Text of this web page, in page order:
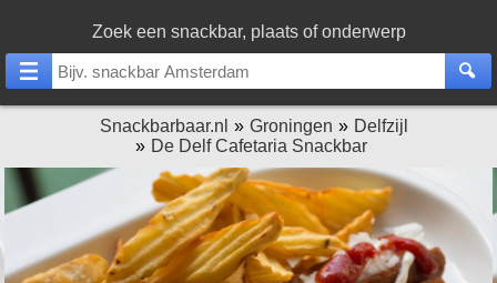
Zoek een snackbar, plaats of onderwerp
Snackbarbaar.nl Groningen
Delfzijl
De Delf Cafetaria Snackbar